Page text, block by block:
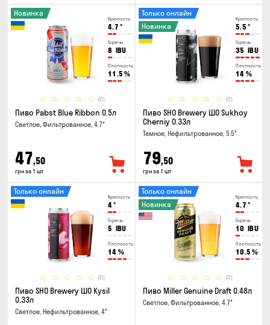
Крепость
4.7 °
Горечь
8 IBU
Плотность
11.5 %
(0)
Новинка
Пиво Pabst Blue Ribbon 0.5л
Светлое, Фильтрованное, 4.7°
47,50
грн за 1 шт
Крепость
5.5 °
Горечь
35 IBU
Плотность
14 %
(0)
Только онлайн
Новинка
Пиво SHO Brewery ШО Sukhoy
Cherniy 0.33л
Темное, Нефильтрованное, 5.5°
79,50
грн за 1 шт
Крепость
4°
Горечь
5 IBU
Плотность
14 %
(0)
Только онлайн
Пиво SHO Brewery ШО Kysil
0.33л
Светлое, Нефильтрованное, 4°
Крепость
4.7 °
Горечь
10 IBU
Плотность
10.5 %
(0)
Только онлайн
Новинка
Пиво Miller Genuine Draft 0.48л
Светлое, Фильтрованное, 4.7°